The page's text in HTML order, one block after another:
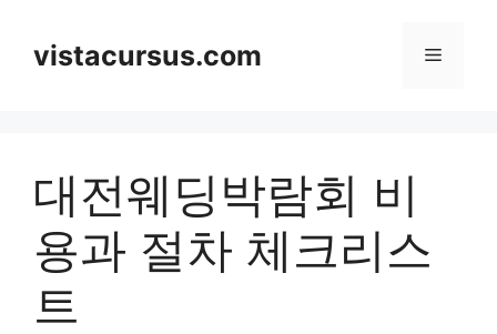
contentvistacursus.com Menu
대전웨딩박람회 비
용과 절차 체크리스
트